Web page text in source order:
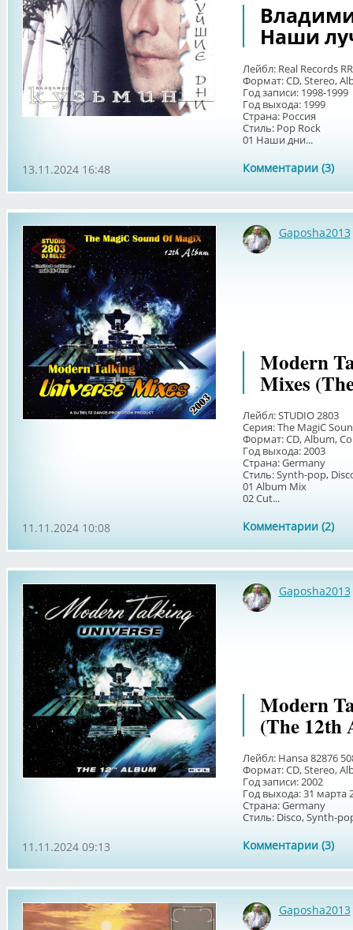
Наши
Лейбл: Real Records
Формат: CD, Stereo,
Год записи: 1998-1999
Год выхода: 1999
Страна: Россия
Стиль: Pop Rock
01 Наши дни...
Комментарии (3)
13.11.2024 16:48
Gaposha2013
Modern
Mixes
Лейбл: STUDIO 2803
Серия: The MagiС
Формат: CD, Album,
Год выхода: 2003
Страна: Germany
Стиль: Synth-pop,
01 Album Mix
02 Cut...
Комментарии (2)
11.11.2024 10:08
Gaposha2013
Modern
(The 12th
Лейбл: Hansa 82876
Формат: CD, Stereo,
Год записи: 2002
Год выхода: 31 марта
Страна: Germany
Стиль: Disco, Synth-
Комментарии (3)
11.11.2024 09:13
Gaposha2013